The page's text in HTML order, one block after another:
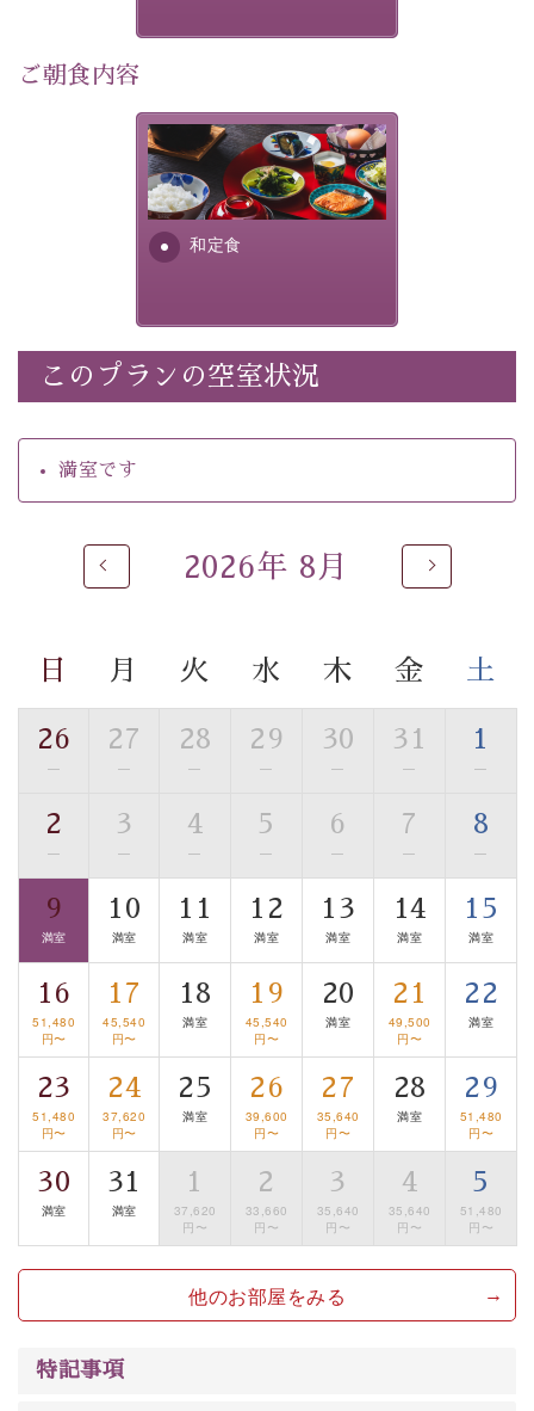
・環境に配慮したアメニティをご用意
・館内フリーWi-Fi
・チェックイン15時、チェックアウト10時
・朝夕個室料亭で個室食
・夕食は地産地消の創作和会席 美湖膳（二十四節気と
・朝食はこだわりの味噌汁をはじめとした和定食
【温泉】
自家源泉「美翠源泉」は酸化の進みが遅く新鮮で若返り
の効果が高い、極めて希有な源泉です。身も心も癒され
るご入浴をお愉しみください。
■お座敷風呂（大浴場）
用。 足元が柔らかく、そして滑りにくい畳のお風呂で
ご了承のほどお願いいたします。
■貸切温泉風呂 （40分2000円）
眺望はございませんが、源泉掛け流しの温泉の質を楽し
む貸切温泉風呂です。ゆったりといやされるプライベー
トな空間をお愉しみください。
【旅】
■諏訪大社4社を巡る無料参拝バス
豊富な知識を持ったドライバー兼ガイドが諏訪大社をご
案内します。事前ご予約制ですので、ご利用ご希望の方
は【3日前まで】にお電話ください。
※交通規制などにより運行できない日がございます
※年末年始及び御柱祭前後は運行しておりません
以上が基本プランの内容です。
神秘なる諏訪湖に心癒される時間をお過ごしいただけま
したら幸いです。
ご朝食内容
和定食
さっぱりとした和食膳に使わ
れる食材は、諏訪の名産品を
ふんだんに取り入れ、安心・
安全を心掛けた長野県産...
このプランの空室状況
満室です
2026年 8月
日 月 火 水 木 金 土
26
—
27
—
28
—
29
—
30
—
31
—
1
—
2
—
3
—
4
—
5
—
6
—
7
—
8
—
9
満室
10
満室
11
満室
12
満室
13
満室
14
満室
15
満室
16
51,480
円〜
17
45,540
円〜
18
満室
19
45,540
円〜
20
満室
21
49,500
円〜
22
満室
23
51,480
円〜
24
37,620
円〜
25
満室
26
39,600
円〜
27
35,640
円〜
28
満室
29
51,480
円〜
30
満室
31
満室
1
37,620
円〜
2
33,660
円〜
3
35,640
円〜
4
35,640
円〜
5
51,480
円〜
他のお部屋をみる
特記事項